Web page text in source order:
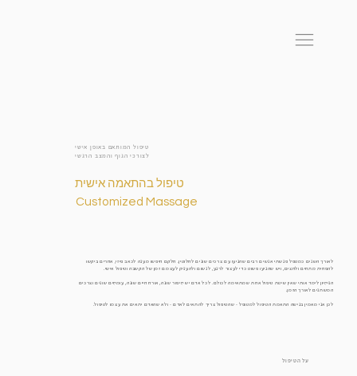
טיפול המותאם באופן אישי
לצורכי הגוף והמצב הרגשי
טיפול בהתאמה אישית
Customized Massage
לאורך השנים כמטפל פגשתי אנשים רבים שהגיעו עם צרכים שונים לחלוטין. חלקם חיפשו מענה לכאב פיזי, אחרים ביקשו
להפחית מתחים ולחצים, ויש שהגיעו פשוט כדי לעצור לרגע, לנשום ולהעניק לעצמם זמן של הקשבה וטיפול אישי.
הניסיון לימד אותי שאין שיטת טיפול אחת שמתאימה לכולם. לכל אדם יש סיפור שונה, אורח חיים שונה, עומסים שונים וצרכים
המשתנים לאורך הזמן.
לכן אני מאמין בגישה התאמת הטיפול למטופל - שהטיפול צריך להתאים לאדם - ולא שהאדם יתאים את עצמו לטיפול.
על הטיפול